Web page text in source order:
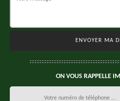
ON VOUS RAPPELLE